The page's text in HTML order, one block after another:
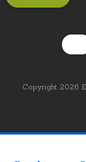
Copyright 2026